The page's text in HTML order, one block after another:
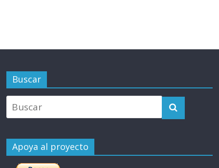
Buscar
Apoya al proyecto